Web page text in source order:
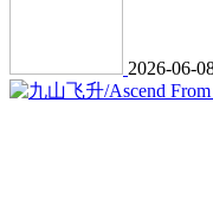
2026-06-